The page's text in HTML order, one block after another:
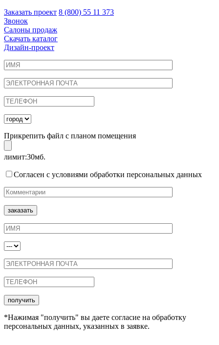
Заказать проект 8 (800) 55 11 373
Звонок
Салоны продаж
Скачать каталог
Дизайн-проект
Прикрепить файл с планом помещения
лимит:30мб.
Согласен с условиями обработки персональных данных
*Нажимая "получить" вы даете согласие на обработку
персональных данных, указанных в заявке.